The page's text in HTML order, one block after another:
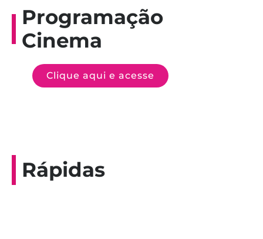
Programação
Cinema
Clique aqui e acesse
Rápidas